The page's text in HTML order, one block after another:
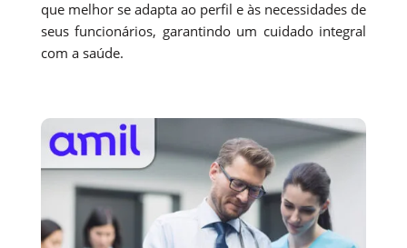
que melhor se adapta ao perfil e às necessidades de
seus funcionários, garantindo um cuidado integral
com a saúde.